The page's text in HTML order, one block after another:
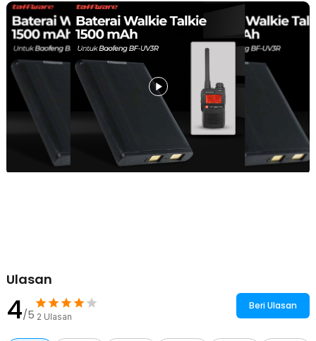
Kelengkapan Produk
Rincian yang Anda dapatkan untuk pembelian produk ini:
1 x Taffware Baterai Walkie Talkie 1500mAh 3.7V untuk Baofeng
BF-UV3R - BL-3
Ulasan
4/5 2 Ulasan
Beri Ulasan